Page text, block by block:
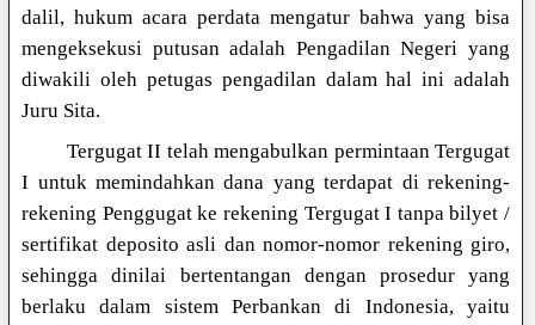
dalil, hukum acara perdata mengatur bahwa yang bisa
mengeksekusi putusan adalah Pengadilan Negeri yang
diwakili oleh petugas pengadilan dalam hal ini adalah
Juru Sita.
Tergugat II telah mengabulkan permintaan Tergugat
I untuk memindahkan dana yang terdapat di rekening-
rekening Penggugat ke rekening Tergugat I tanpa bilyet /
sertifikat deposito asli dan nomor-nomor rekening giro,
sehingga dinilai bertentangan dengan prosedur yang
berlaku dalam sistem Perbankan di Indonesia, yaitu